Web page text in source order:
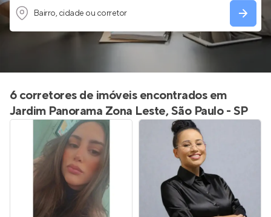
Bairro, cidade ou corretor
6 corretores de imóveis encontrados em
Jardim Panorama Zona Leste, São Paulo - SP